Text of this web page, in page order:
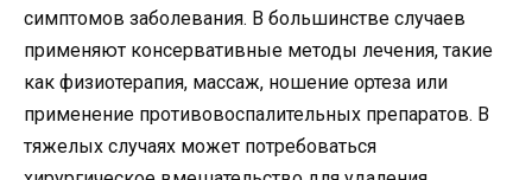
симптомов заболевания. В большинстве случаев
применяют консервативные методы лечения, такие
как физиотерапия, массаж, ношение ортеза или
применение противовоспалительных препаратов. В
тяжелых случаях может потребоваться